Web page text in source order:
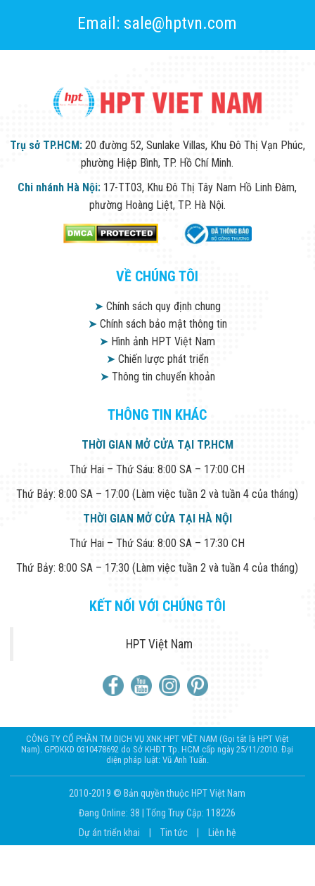
Email: sale@hptvn.com
Trụ sở TP.HCM: 20 đường 52, Sunlake Villas, Khu Đô Thị Vạn Phúc,
phường Hiệp Bình, TP. Hồ Chí Minh.
Chi nhánh Hà Nội: 17-TT03, Khu Đô Thị Tây Nam Hồ Linh Đàm,
phường Hoàng Liệt, TP. Hà Nội.
VỀ CHÚNG TÔI
➤Chính sách quy định chung
➤Chính sách bảo mật thông tin
➤ Hình ảnh HPT Việt Nam
➤Chiến lược phát triển
➤Thông tin chuyển khoản
THÔNG TIN KHÁC
THỜI GIAN MỞ CỬA TẠI TP.HCM
Thứ Hai – Thứ Sáu: 8:00 SA – 17:00 CH
Thứ Bảy: 8:00 SA – 17:00 (Làm việc tuần 2 và tuần 4 của tháng)
THỜI GIAN MỞ CỬA TẠI HÀ NỘI
Thứ Hai – Thứ Sáu: 8:00 SA – 17:30 CH
Thứ Bảy: 8:00 SA – 17:30 (Làm việc tuần 2 và tuần 4 của tháng)
KẾT NỐI VỚI CHÚNG TÔI
HPT Việt Nam
CÔNG TY CỔ PHẦN TM DỊCH VỤ XNK HPT VIỆT NAM (Gọi tắt là HPT Việt
Nam). GPDKKD 0310478692 do Sở KHĐT Tp. HCM cấp ngày 25/11/2010. Đại
diện pháp luật: Vũ Anh Tuấn.
2010-2019 © Bản quyền thuộc HPT Việt Nam
Đang Online: 38 |Tổng Truy Cập: 118226
Dự án triển khai
Tin tức Liên hệ